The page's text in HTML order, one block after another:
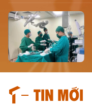
Tin mới